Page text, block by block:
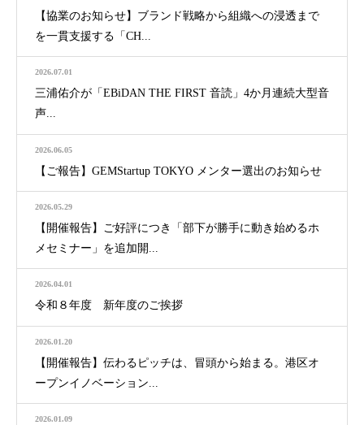
【協業のお知らせ】ブランド戦略から組織への浸透まで
を一貫支援する「CH...
2026.07.01
三浦佑介が「EBiDAN THE FIRST 音読」4か月連続大型音
声...
2026.06.05
【ご報告】GEMStartup TOKYO メンター選出のお知らせ
2026.05.29
【開催報告】ご好評につき「部下が勝手に動き始めるホ
メセミナー」を追加開...
2026.04.01
令和８年度 新年度のご挨拶
2026.01.20
【開催報告】伝わるピッチは、冒頭から始まる。港区オ
ープンイノベーション...
2026.01.09